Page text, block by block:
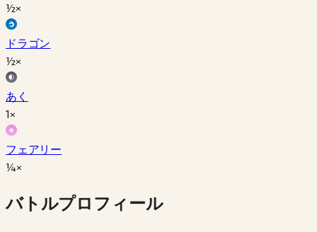
½×
ドラゴン
½×
あく
1×
フェアリー
¼×
バトルプロフィール